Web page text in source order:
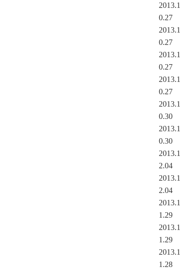
2013.1
0.27
2013.1
0.27
2013.1
0.27
2013.1
0.27
2013.1
0.30
2013.1
0.30
2013.1
2.04
2013.1
2.04
2013.1
1.29
2013.1
1.29
2013.1
1.28